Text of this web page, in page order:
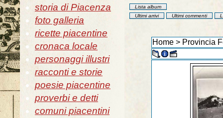
storia di Piacenza
foto galleria
ricette piacentine
cronaca locale
personaggi illustri
racconti e storie
poesie piacentine
proverbi e detti
comuni piacentini
Lista album
Ultimi arrivi
Ultimi commenti
Home> Provincia